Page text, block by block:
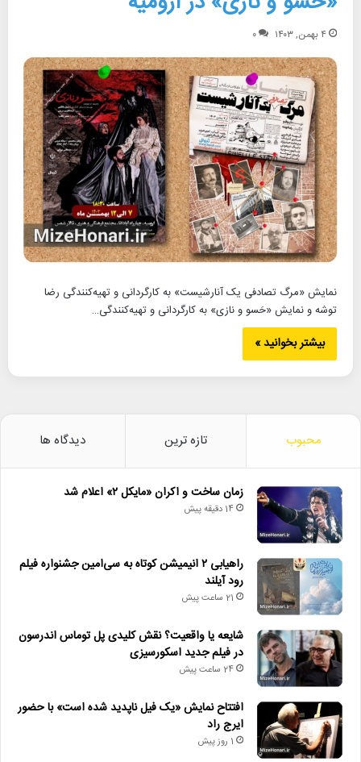
۴ بهمن, ۱۴۰۳ ۰
نمایش «مرگ تصادفی یک آنارشیست» به کارگردانی و تهیه‌کنندگی رضا
توشه و نمایش «حَسو و نازی» به کارگردانی و تهیه‌کنندگی…
بیشتر بخوانید »
محبوب تازه ترین دیدگاه ها
زمان ساخت و اکران «مایکل ۲» اعلام شد
14 دقیقه پیش
راهیابی ۲ انیمیشن کوتاه به سی‌امین جشنواره فیلم
رود آیلند
21 ساعت پیش
شایعه یا واقعیت؟ نقش کلیدی پل توماس اندرسون
در فیلم جدید اسکورسیزی
24 ساعت پیش
افتتاح نمایش «یک فیل ناپدید شده است» با حضور
ایرج راد
1 روز پیش